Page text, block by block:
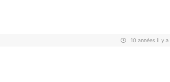
10 années il y a